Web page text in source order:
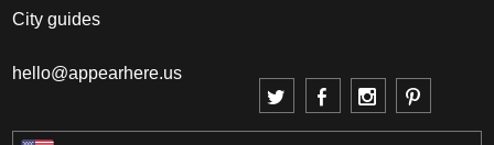
City guides
hello@appearhere.us